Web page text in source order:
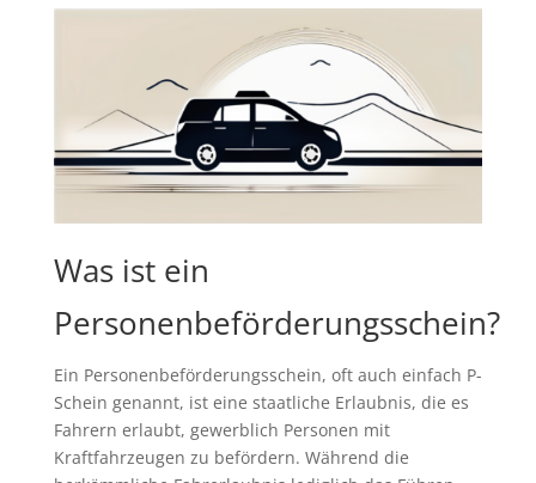
Was ist ein
Personenbeförderungsschein?
Ein Personenbeförderungsschein, oft auch einfach P-
Schein genannt, ist eine staatliche Erlaubnis, die es
Fahrern erlaubt, gewerblich Personen mit
Kraftfahrzeugen zu befördern. Während die